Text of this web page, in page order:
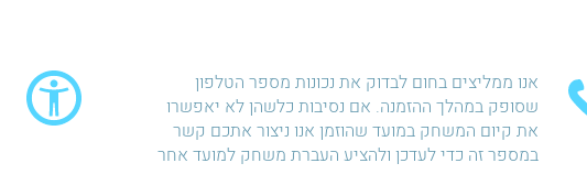
אנו ממליצים בחום לבדוק את נכונות מספר הטלפון
שסופק במהלך ההזמנה. אם נסיבות כלשהן לא יאפשרו
את קיום המשחק במועד שהוזמן אנו ניצור אתכם קשר
במספר זה כדי לעדכן ולהציע העברת משחק למועד אחר